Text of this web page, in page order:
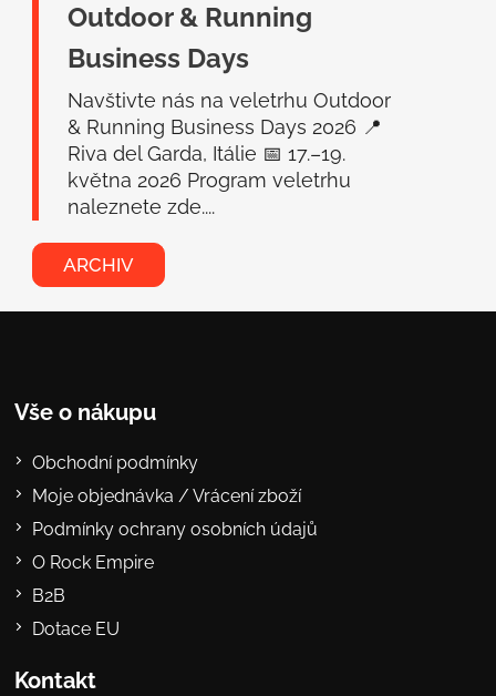
Outdoor & Running
Business Days
Navštivte nás na veletrhu Outdoor
& Running Business Days 2026 📍
Riva del Garda, Itálie 📅 17.–19.
května 2026 Program veletrhu
naleznete zde....
ARCHIV
Vše o nákupu
Obchodní podmínky
Moje objednávka / Vrácení zboží
Podmínky ochrany osobních údajů
O Rock Empire
B2B
Dotace EU
Kontakt